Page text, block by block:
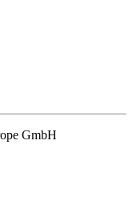
GmbH